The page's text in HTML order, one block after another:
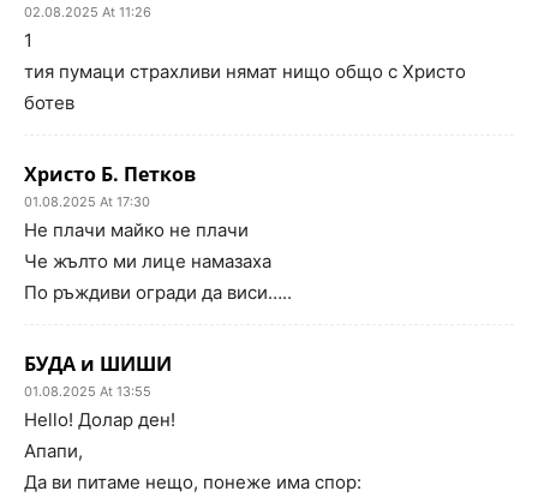
02.08.2025 At 11:26
1
тия пумаци страхливи нямат нищо общо с Христо
ботев
Христо Б. Петков
01.08.2025 At 17:30
Не плачи майко не плачи
Че жълто ми лице намазаха
По ръждиви огради да виси…..
БУДА и ШИШИ
01.08.2025 At 13:55
Hello! Долар ден!
Апапи,
Да ви питаме нещо, понеже има спор: